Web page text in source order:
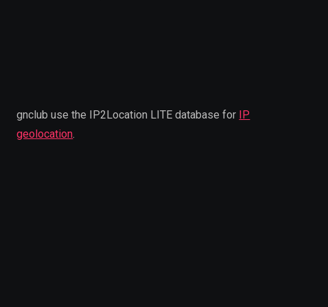
gnclub use the IP2Location LITE database for IP
geolocation.